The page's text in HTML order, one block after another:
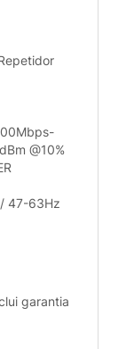
@10%
47-63Hz
garantia